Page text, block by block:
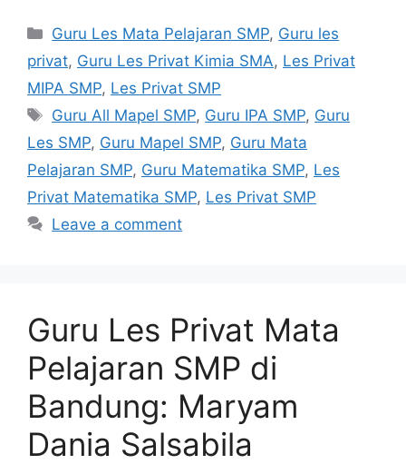
Categories
Guru Les Mata Pelajaran SMP, Guru les
privat, Guru Les Privat Kimia SMA, Les Privat
MIPA SMP, Les Privat SMP
Tags
Guru All Mapel SMP, Guru IPA SMP, Guru
Les SMP, Guru Mapel SMP, Guru Mata
Pelajaran SMP, Guru Matematika SMP, Les
Privat Matematika SMP, Les Privat SMP
Leave a comment
Guru Les Privat Mata
Pelajaran SMP di
Bandung: Maryam
Dania Salsabila